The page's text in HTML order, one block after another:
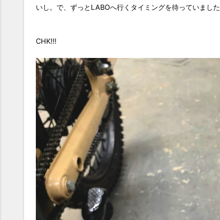
いし。で、ずっとLABOへ行くタイミングを待っていまし
CHK!!!